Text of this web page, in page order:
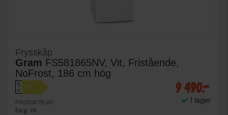
Frysskåp
Gram FS581865NV, Vit, Fristående,
NoFrost, 186 cm hög
A
↑
G
D
PRODUKTBLAD
Färg: Vit
9 490:-
I lager